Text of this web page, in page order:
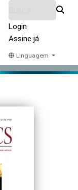
Login
Assine já
Linguagem